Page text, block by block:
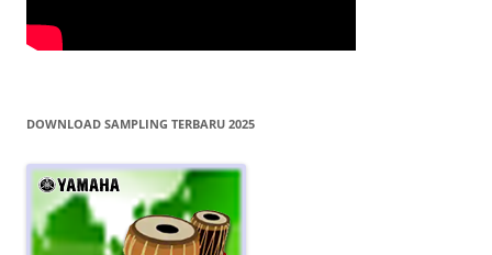
DOWNLOAD SAMPLING TERBARU 2025